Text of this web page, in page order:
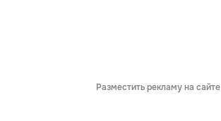
Разместить рекламу на сайте